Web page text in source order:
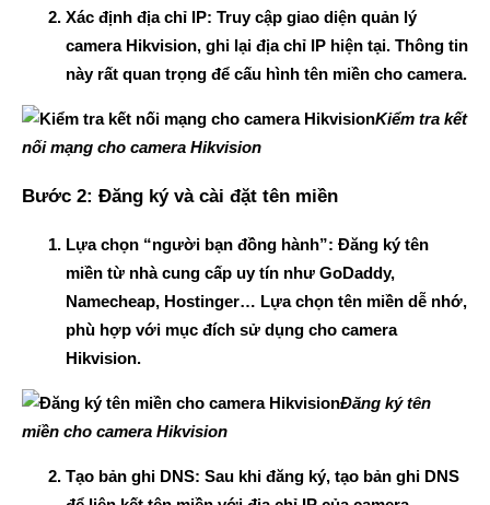
Xác định địa chỉ IP: Truy cập giao diện quản lý
camera Hikvision, ghi lại địa chỉ IP hiện tại. Thông tin
này rất quan trọng để cấu hình tên miền cho camera.
Kiểm tra kết
nối mạng cho camera Hikvision
Bước 2: Đăng ký và cài đặt tên miền
Lựa chọn “người bạn đồng hành”: Đăng ký tên
miền từ nhà cung cấp uy tín như GoDaddy,
Namecheap, Hostinger… Lựa chọn tên miền dễ nhớ,
phù hợp với mục đích sử dụng cho camera
Hikvision.
Đăng ký tên
miền cho camera Hikvision
Tạo bản ghi DNS: Sau khi đăng ký, tạo bản ghi DNS